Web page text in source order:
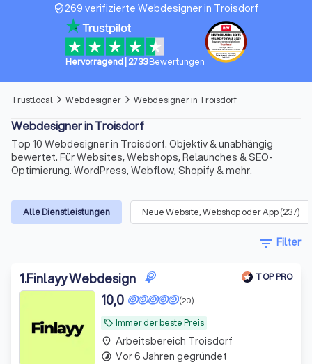
verified_user269 verifizierte Webdesigner in Troisdorf
Hervorragend| 2733 Bewertungen
Trustlocal arrow_forward_ios Webdesigner arrow_forward_ios Webdesigner in Troisdorf
Webdesigner in Troisdorf
Top 10 Webdesigner in Troisdorf. Objektiv & unabhängig
bewertet. Für Websites, Webshops, Relaunches & SEO-
Optimierung. WordPress, Webflow, Shopify & mehr.
Alle Dienstleistungen Neue Website, Webshop oder App(237)
filter_list Filter
1.Finlayy Webdesign TOP PRO
local_offer Immer der beste Preis
(20)
10,0
place Arbeitsbereich Troisdorf
timelapse Vor 6 Jahren gegründet